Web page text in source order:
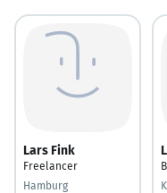
Lars Fink
Freelancer
Hamburg